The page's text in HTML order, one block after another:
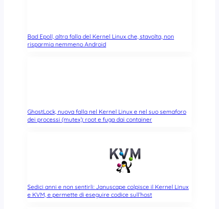
Bad Epoll, altra falla del Kernel Linux che, stavolta, non
risparmia nemmeno Android
GhostLock, nuova falla nel Kernel Linux e nel suo semaforo
dei processi (mutex): root e fuga dai container
Sedici anni e non sentirli: Januscape colpisce il Kernel Linux
e KVM, e permette di eseguire codice sull’host